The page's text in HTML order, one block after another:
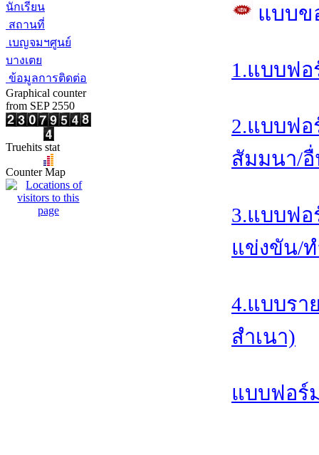
นักเรียน
สถานที่
เบญจมฯศูนย์
บางเตย
ข้อมูลการติดต่อ
Graphical counter
from SEP 2550
Truehits stat
Counter Map
แบบข
1.แบบฟ
2.แบบฟ
สัมมนา/
3.แบบฟอ
แข่งขัน/
4.แบบรา
สำเนา)
แบบฟอร์